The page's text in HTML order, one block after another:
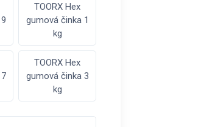
TOORX Hex
gumová činka 1
kg
TOORX Hex
gumová činka 3
kg